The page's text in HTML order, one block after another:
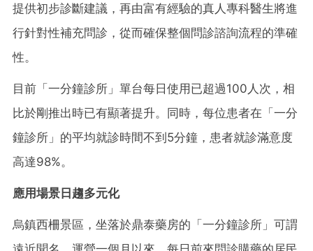
提供初步診斷建議，再由富有經驗的真人專科醫生將進
行針對性補充問診 ，從而確保整個問診諮詢流程的準確
性。
目前「一分鐘診所」單台每日使用已超過100人次，相
比於剛推出時已有顯著提升。同時，每位患者在「一分
鐘診所」的平均就診時間不到5分鐘，患者就診滿意度
高達98%。
應用場景日趨多元化
烏鎮西柵景區，坐落於鼎泰藥房的「一分鐘診所」可謂